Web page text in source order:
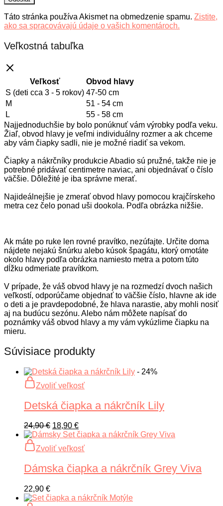
Táto stránka používa Akismet na obmedzenie spamu. Zistite,
ako sa spracovávajú údaje o vašich komentároch.
Veľkostná tabuľka
Veľkosť
Obvod hlavy
S (deti cca 3 - 5 rokov) 47-50 cm
M
51 - 54 cm
L
55 - 58 cm
Najjednoduchšie by bolo ponúknuť vám výrobky podľa veku.
Žiaľ, obvod hlavy je veľmi individuálny rozmer a ak chceme
aby vám čiapky sadli, nie je možné riadiť sa vekom.
Čiapky a nákrčníky produkcie Abadio sú pružné, takže nie je
potrebné pridávať centimetre naviac, ani objednávať o číslo
väčšie. Dôležité je iba správne merať.
Najideálnejšie je zmerať obvod hlavy pomocou krajčírskeho
metra cez čelo ponad uši dookola. Podľa obrázka nižšie.
Ak máte po ruke len rovné pravítko, nezúfajte. Určite doma
nájdete nejakú šnúrku alebo kúsok špagátu, ktorý omotáte
okolo hlavy podľa obrázka namiesto metra a potom túto
dĺžku odmeriate pravítkom.
V prípade, že váš obvod hlavy je na rozmedzí dvoch našich
veľkostí, odporúčame objednať to väčšie číslo, hlavne ak ide
o deti a je pravdepodobné, že hlava narastie, aby mohli nosiť
aj na budúcu sezónu. Alebo nám môžete napísať do
poznámky váš obvod hlavy a my vám vykúzlime čiapku na
mieru.
Súvisiace produkty
- 24%
Zvoliť veľkosť
Tento
produkt
viacero
si
môžete
vybrať
stránke
Detská čiapka a nákrčník Lily
24,90€ Pôvodná
cena
bola:
24,90 €.
18,90 €Aktuálna
cena
je:
18,90 €.
Zvoliť veľkosť
Tento
produkt
viacero
si
Dámska čiapka a nákrčník Grey Viva
22,90 €